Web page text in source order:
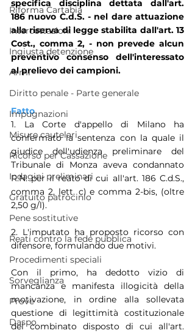
Riforma Cartabia
Intercettazioni
Ingiusta detenzione
Armi
Diritto penale - Parte generale
Impugnazioni
Misure cautelari
Ricorso per Cassazione
Indagini preliminari
Gratuito patrocinio
Pene sostitutive
Reati contro la fede pubblica
Procedimenti speciali
Sorveglianza
Prove
Daspo
specifica disciplina dettata dall'art.
186 nuovo C.d.S. - nel dare attuazione
alla riserva di legge stabilita dall'art. 13
Cost., comma 2, - non prevede alcun
preventivo consenso dell'interessato
al prelievo dei campioni.
Fatto
1. La Corte d'appello di Milano ha
confermato la sentenza con la quale il
giudice dell'udienza preliminare del
Tribunale di Monza aveva condannato
R.N. per il reato di cui all'art. 186 C.d.S.,
comma 2, lett. c) e comma 2-bis, (oltre
2,50 g/l).
2. L'imputato ha proposto ricorso con
difensore, formulando due motivi.
Con il primo, ha dedotto vizio di
mancanza e manifesta illogicità della
motivazione, in ordine alla sollevata
questione di legittimità costituzionale
del combinato disposto di cui all'art.